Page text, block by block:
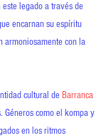
este legado a través de
encarnan su espíritu
armoniosamente con la
cultural de Barranca
Géneros como el kompa y
en los ritmos